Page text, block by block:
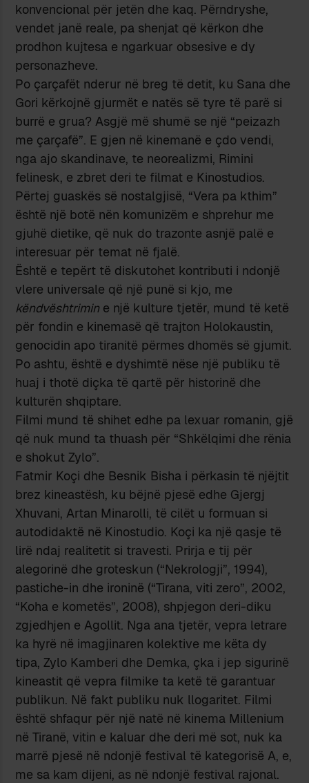
konvencional për jetën dhe kaq. Përndryshe,
vendet janë reale, pa shenjat që kërkon dhe
prodhon kujtesa e ngarkuar obsesive e dy
personazheve.
Po çarçafët nderur në breg të detit, ku Sana dhe
Gori kërkojnë gjurmët e natës së tyre të parë si
burrë e grua? Asgjë më shumë se një “peizazh
me çarçafë”. E gjen në kinemanë e çdo vendi,
nga ajo skandinave, te neorealizmi, Rimini
felinesk, e zbret deri te filmat e Kinostudios.
Përtej guaskës së nostalgjisë, “Vera pa kthim”
është një botë nën komunizëm e shprehur me
gjuhë dietike, që nuk do trazonte asnjë palë e
interesuar për temat në fjalë.
Është e tepërt të diskutohet kontributi i ndonjë
vlere universale që një punë si kjo, me
këndvështrimin e një kulture tjetër, mund të ketë
për fondin e kinemasë që trajton Holokaustin,
genocidin apo tiranitë përmes dhomës së gjumit.
Po ashtu, është e dyshimtë nëse një publiku të
huaj i thotë diçka të qartë për historinë dhe
kulturën shqiptare.
Filmi mund të shihet edhe pa lexuar romanin, gjë
që nuk mund ta thuash për “Shkëlqimi dhe rënia
e shokut Zylo”.
Fatmir Koçi dhe Besnik Bisha i përkasin të njëjtit
brez kineastësh, ku bëjnë pjesë edhe Gjergj
Xhuvani, Artan Minarolli, të cilët u formuan si
autodidaktë në Kinostudio. Koçi ka një qasje të
lirë ndaj realitetit si travesti. Prirja e tij për
alegorinë dhe groteskun (“Nekrologji”, 1994),
pastiche-in dhe ironinë (“Tirana, viti zero”, 2002,
“Koha e kometës”, 2008), shpjegon deri-diku
zgjedhjen e Agollit. Nga ana tjetër, vepra letrare
ka hyrë në imagjinaren kolektive me këta dy
tipa, Zylo Kamberi dhe Demka, çka i jep sigurinë
kineastit që vepra filmike ta ketë të garantuar
publikun. Në fakt publiku nuk llogaritet. Filmi
është shfaqur për një natë në kinema Millenium
në Tiranë, vitin e kaluar dhe deri më sot, nuk ka
marrë pjesë në ndonjë festival të kategorisë A, e,
me sa kam dijeni, as në ndonjë festival rajonal.